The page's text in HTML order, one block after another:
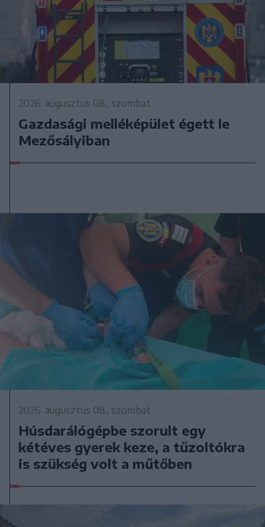
2026. augusztus 08., szombat
Gazdasági melléképület égett le
Mezősályiban
2026. augusztus 08., szombat
Húsdarálógépbe szorult egy
kétéves gyerek keze, a tűzoltókra
is szükség volt a műtőben